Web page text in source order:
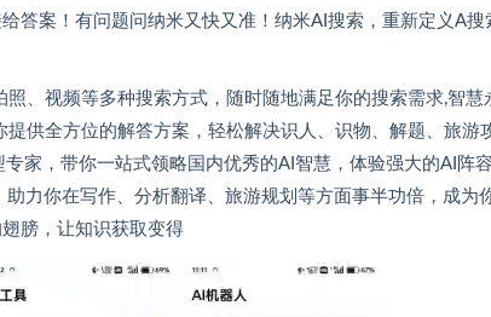
答案！有问题问纳米又快又准！纳米AI搜索，重新定义A
、视频等多种搜索方式，随时随地满足你的搜索需求,智慧
供全方位的解答方案，轻松解决识人、识物、解题、旅游
家，带你一站式领略国内优秀的AI智慧，体验强大的AI阵容
力你在写作、分析翻译、旅游规划等方面事半功倍，成为
膀，让知识获取变得